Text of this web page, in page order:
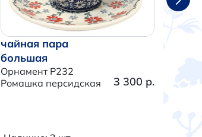
чайная пара
большая
Орнамент P232
Ромашка персидская
3 300 р.